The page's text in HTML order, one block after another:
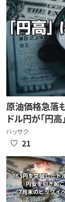
原油価格急落
ドル円が「円
ハッサク
21